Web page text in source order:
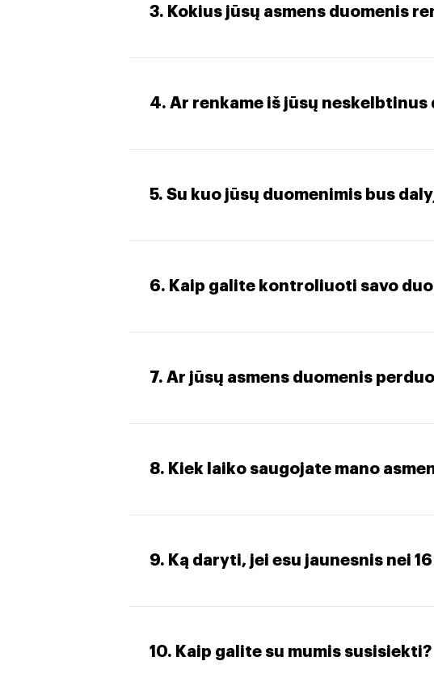
3. Kokius jūsų asmens duomenis
4. Ar renkame iš jūsų neskelbtinus
5. Su kuo jūsų duomenimis bus
6. Kaip galite kontroliuoti savo
7. Ar jūsų asmens duomenis
8. Kiek laiko saugojate mano
9. Ką daryti, jei esu jaunesnis nei
10. Kaip galite su mumis susisiekti?